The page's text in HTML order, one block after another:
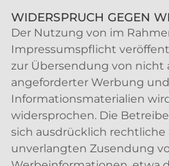
WIDERSPRUCH GEGEN
Der Nutzung von im
Impressumspflicht
zur Übersendung von nicht
angeforderter Werbung und
Informationsmaterialien
widersprochen. Die
sich ausdrücklich rechtliche
unverlangten Zusendung